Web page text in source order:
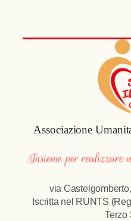
Associazione
via
Iscritta nel RUNTS
Terzo